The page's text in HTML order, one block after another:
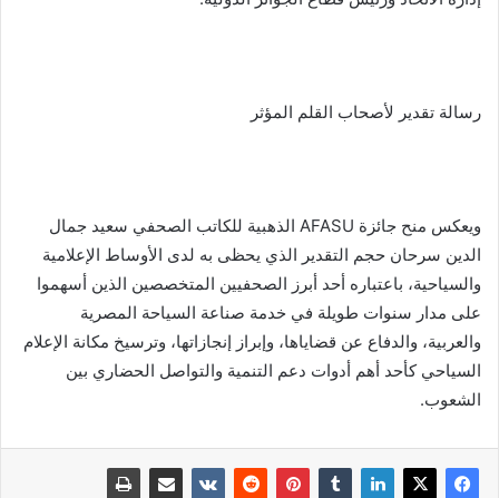
رسالة تقدير لأصحاب القلم المؤثر
ويعكس منح جائزة AFASU الذهبية للكاتب الصحفي سعيد جمال
الدين سرحان حجم التقدير الذي يحظى به لدى الأوساط الإعلامية
والسياحية، باعتباره أحد أبرز الصحفيين المتخصصين الذين أسهموا
على مدار سنوات طويلة في خدمة صناعة السياحة المصرية
والعربية، والدفاع عن قضاياها، وإبراز إنجازاتها، وترسيخ مكانة الإعلام
السياحي كأحد أهم أدوات دعم التنمية والتواصل الحضاري بين
الشعوب.